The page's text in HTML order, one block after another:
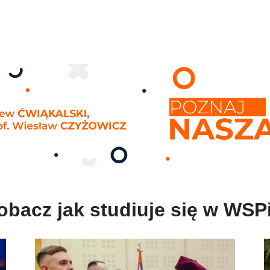
jak studiuje się w